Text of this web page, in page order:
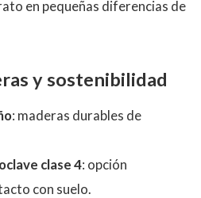
en pequeñas diferencias de
y sostenibilidad
: maderas durables de
clase 4: opción
con suelo.